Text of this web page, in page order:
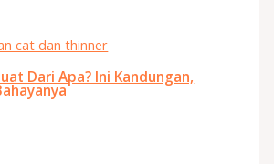
Dari Apa? Ini Kandungan,